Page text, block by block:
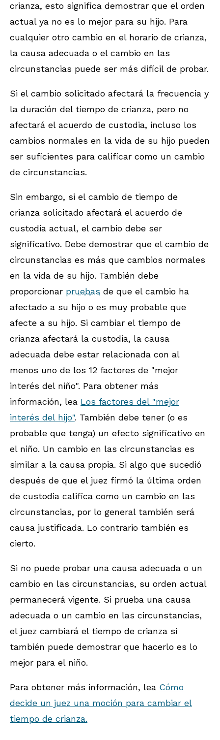
crianza, esto significa demostrar que el orden
actual ya no es lo mejor para su hijo. Para
cualquier otro cambio en el horario de crianza,
la causa adecuada o el cambio en las
circunstancias puede ser más difícil de probar.
Si el cambio solicitado afectará la frecuencia y
la duración del tiempo de crianza, pero no
afectará el acuerdo de custodia, incluso los
cambios normales en la vida de su hijo pueden
ser suficientes para calificar como un cambio
de circunstancias.
Sin embargo, si el cambio de tiempo de
crianza solicitado afectará el acuerdo de
custodia actual, el cambio debe ser
significativo. Debe demostrar que el cambio de
circunstancias es más que cambios normales
en la vida de su hijo. También debe
proporcionar pruebas de que el cambio ha
afectado a su hijo o es muy probable que
afecte a su hijo. Si cambiar el tiempo de
crianza afectará la custodia, la causa
adecuada debe estar relacionada con al
menos uno de los 12 factores de "mejor
interés del niño". Para obtener más
información, lea Los factores del "mejor
interés del hijo". También debe tener (o es
probable que tenga) un efecto significativo en
el niño. Un cambio en las circunstancias es
similar a la causa propia. Si algo que sucedió
después de que el juez firmó la última orden
de custodia califica como un cambio en las
circunstancias, por lo general también será
causa justificada. Lo contrario también es
cierto.
Si no puede probar una causa adecuada o un
cambio en las circunstancias, su orden actual
permanecerá vigente. Si prueba una causa
adecuada o un cambio en las circunstancias,
el juez cambiará el tiempo de crianza si
también puede demostrar que hacerlo es lo
mejor para el niño.
Para obtener más información, lea Cómo
decide un juez una moción para cambiar el
tiempo de crianza.